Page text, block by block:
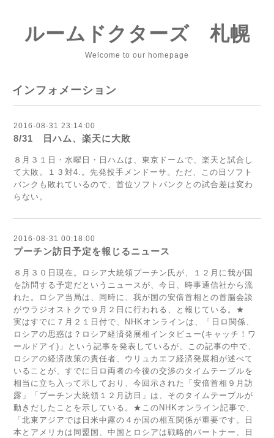
ルームドクターズ 札幌
Welcome to our homepage
インフォメーション
2016-08-31 23:14:00
8/31 日ハム、楽天に大敗
８月３１日・水曜日・日ハムは、東京ドームで、楽天と試合し
て大敗。１３対4.。先発投手メンドーサ。ただ、この日ソフト
バンクも敗れているので、首位ソフトバンクとの試合差は変わ
らない。
2016-08-31 00:18:00
プーチン訪日予定を報じるニュース
８月３０日現在。ロシア大統領プーチン氏が、１２月に我が国
を訪問する予定だというニュースが、今日、時事通信社から流
れた。ロシア当局は、同時に、我が国の安倍首相との首脳会談
がウラジオストクで９月２日に行われる、と報じている。★
実はすでに７月２１日付で、NHKオンラインは、「日ロ関係、
ロシアの思惑は？ロシア経済発展相インタビュー(キャッチ！ワ
ールドアイ)」という記事を発表しているが、この記事の中で、
ロシアの経済政策の責任者、ウリュカエフ経済発展相が述べて
いることが、すでに日ロ両者の今後の交渉のタイムテーブルを
相当に立ち入って示しており、今回示された「安倍首相９月訪
露」「プーチン大統領１２月訪日」は、そのタイムテーブルが
動きだしたことを示している。★このNHKオンライン記事で、
「北東アジアでは日米中露の４か国の相互関係が重要です。日
本とアメリカは同盟国、中国とロシアは戦略的パートナー、日